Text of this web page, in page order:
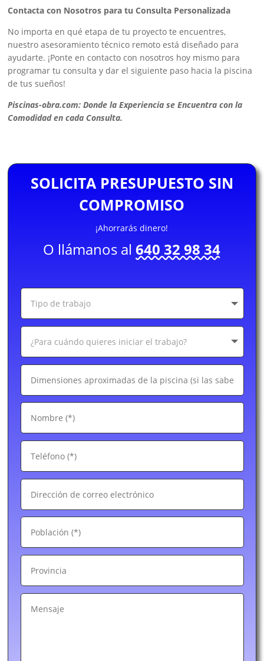
Contacta con Nosotros para tu Consulta Personalizada
No importa en qué etapa de tu proyecto te encuentres,
nuestro asesoramiento técnico remoto está diseñado para
ayudarte. ¡Ponte en contacto con nosotros hoy mismo para
programar tu consulta y dar el siguiente paso hacia la piscina
de tus sueños!
Piscinas-obra.com: Donde la Experiencia se Encuentra con la
Comodidad en cada Consulta.
SOLICITA PRESUPUESTO SIN
COMPROMISO
¡Ahorrarás dinero!
O llámanos al640 32 98 34